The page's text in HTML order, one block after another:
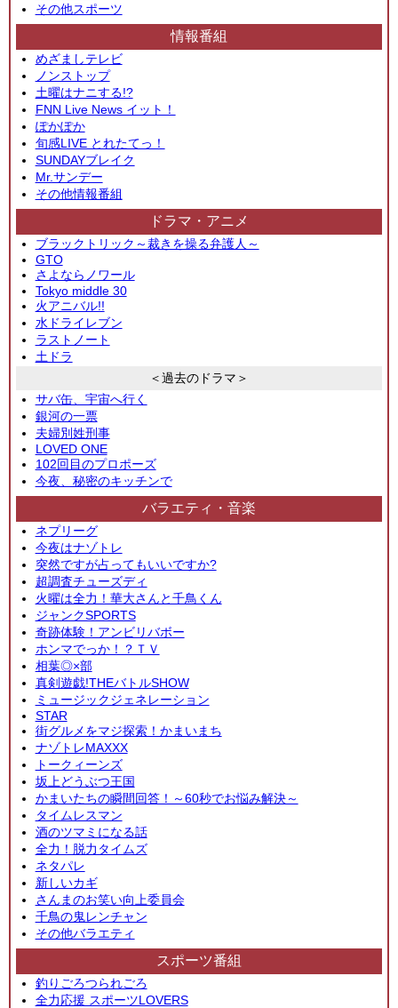
その他スポーツ
情報番組
めざましテレビ
ノンストップ
土曜はナニする!?
FNN Live News イット！
ぽかぽか
旬感LIVE とれたてっ！
SUNDAYブレイク
Mr.サンデー
その他情報番組
ドラマ・アニメ
ブラックトリック～裁きを操る弁護人～
GTO
さよならノワール
Tokyo middle 30
火アニバル!!
水ドライレブン
ラストノート
土ドラ
＜過去のドラマ＞
サバ缶、宇宙へ行く
銀河の一票
夫婦別姓刑事
LOVED ONE
102回目のプロポーズ
今夜、秘密のキッチンで
バラエティ・音楽
ネプリーグ
今夜はナゾトレ
突然ですが占ってもいいですか?
超調査チューズディ
火曜は全力！華大さんと千鳥くん
ジャンクSPORTS
奇跡体験！アンビリバボー
ホンマでっか！？ＴＶ
相葉◎×部
真剣遊戯!THEバトルSHOW
ミュージックジェネレーション
STAR
街グルメをマジ探索！かまいまち
ナゾトレMAXXX
トークィーンズ
坂上どうぶつ王国
かまいたちの瞬間回答！～60秒でお悩み解決～
タイムレスマン
酒のツマミになる話
全力！脱力タイムズ
ネタパレ
新しいカギ
さんまのお笑い向上委員会
千鳥の鬼レンチャン
その他バラエティ
スポーツ番組
釣りごろつられごろ
全力応援 スポーツLOVERS